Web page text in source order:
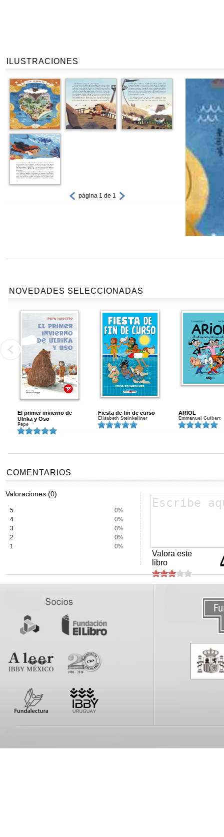
ILUSTRACIONES
página 1 de 1
NOVEDADES SELECCIONADAS
El primer invierno de
Ulrika y Oso
Pepe
Fiesta de fin de curso
Elisabeth Steinkellner
ARIOL
Emmanuel Guibert
COMENTARIOS
Valoraciones (0)
5
0%
4
0%
3
0%
2
0%
1
0%
Valora este
libro